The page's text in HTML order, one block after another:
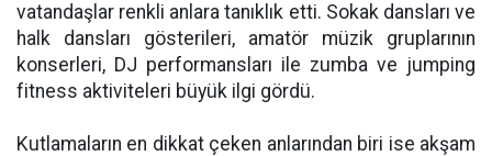
vatandaşlar renkli anlara tanıklık etti. Sokak dansları ve
halk dansları gösterileri, amatör müzik gruplarının
konserleri, DJ performansları ile zumba ve jumping
fitness aktiviteleri büyük ilgi gördü.
Kutlamaların en dikkat çeken anlarından biri ise akşam